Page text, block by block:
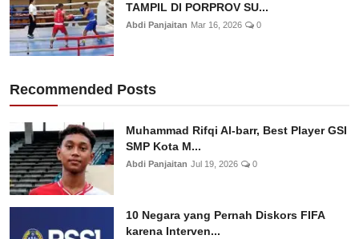
TAMPIL DI PORPROV SU...
Abdi Panjaitan Mar 16, 2026 0
Recommended Posts
Muhammad Rifqi Al-barr, Best Player GSI
SMP Kota M...
Abdi Panjaitan Jul 19, 2026 0
10 Negara yang Pernah Diskors FIFA
karena Interven...